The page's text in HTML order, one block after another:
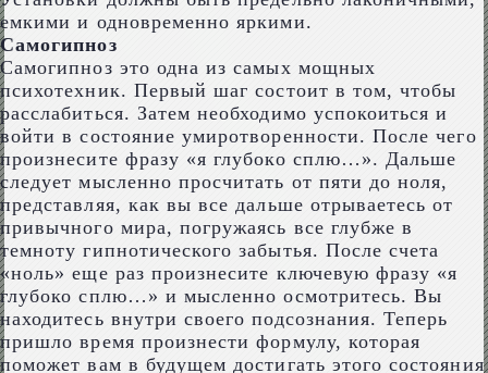
емкими и одновременно яркими.
Самогипноз
Самогипноз это одна из самых мощных
психотехник. Первый шаг состоит в том, чтобы
расслабиться. Затем необходимо успокоиться и
войти в состояние умиротворенности. После чего
произнесите фразу «я глубоко сплю…». Дальше
следует мысленно просчитать от пяти до ноля,
представляя, как вы все дальше отрываетесь от
привычного мира, погружаясь все глубже в
темноту гипнотического забытья. После счета
«ноль» еще раз произнесите ключевую фразу «я
глубоко сплю…» и мысленно осмотритесь. Вы
находитесь внутри своего подсознания. Теперь
пришло время произнести формулу, которая
поможет вам в будущем достигать этого состояния